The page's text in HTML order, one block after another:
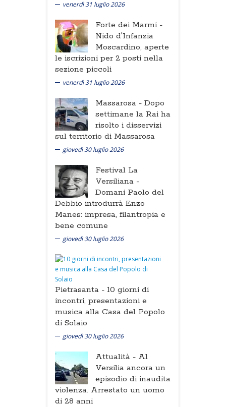
venerdì 31 luglio 2026
Forte dei Marmi -
Nido d'Infanzia
Moscardino, aperte
le iscrizioni per 2 posti nella
sezione piccoli
venerdì 31 luglio 2026
Massarosa - Dopo
settimane la Rai ha
risolto i disservizi
sul territorio di Massarosa
giovedì 30 luglio 2026
Festival La
Versiliana -
Domani Paolo del
Debbio introdurrà Enzo
Manes: impresa, filantropia e
bene comune
giovedì 30 luglio 2026
Pietrasanta - 10 giorni di
incontri, presentazioni e
musica alla Casa del Popolo
di Solaio
giovedì 30 luglio 2026
Attualità - Al
Versilia ancora un
episodio di inaudita
violenza. Arrestato un uomo
di 28 anni